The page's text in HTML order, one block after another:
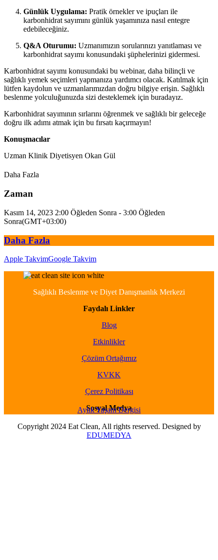
Günlük Uygulama: Pratik örnekler ve ipuçları ile
karbonhidrat sayımını günlük yaşamınıza nasıl entegre
edebileceğiniz.
Q&A Oturumu: Uzmanımızın sorularınızı yanıtlaması ve
karbonhidrat sayımı konusundaki şüphelerinizi gidermesi.
Karbonhidrat sayımı konusundaki bu webinar, daha bilinçli ve
sağlıklı yemek seçimleri yapmanıza yardımcı olacak. Katılmak için
lütfen kaydolun ve uzmanlarımızdan doğru bilgiye erişin. Sağlıklı
beslenme yolculuğunuzda sizi desteklemek için buradayız.
Karbonhidrat sayımının sırlarını öğrenmek ve sağlıklı bir geleceğe
doğru ilk adımı atmak için bu fırsatı kaçırmayın!
Konuşmacılar
Uzman Klinik Diyetisyen Okan Gül
Daha Fazla
Zaman
Kasım 14, 2023 2:00 Öğleden Sonra - 3:00 Öğleden
Sonra(GMT+03:00)
Daha Fazla
Apple TakvimGoogle Takvim
Sağlıklı Beslenme ve Diyet Danışmanlık Merkezi
Faydalı Linkler
Blog
Etkinlikler
Çözüm Ortağımız
KVKK
Çerez Politikası
Sosyal Medya
Aylık Yaşam Dergisi
Copyright 2024 Eat Clean, All rights reserved. Designed by
EDUMEDYA